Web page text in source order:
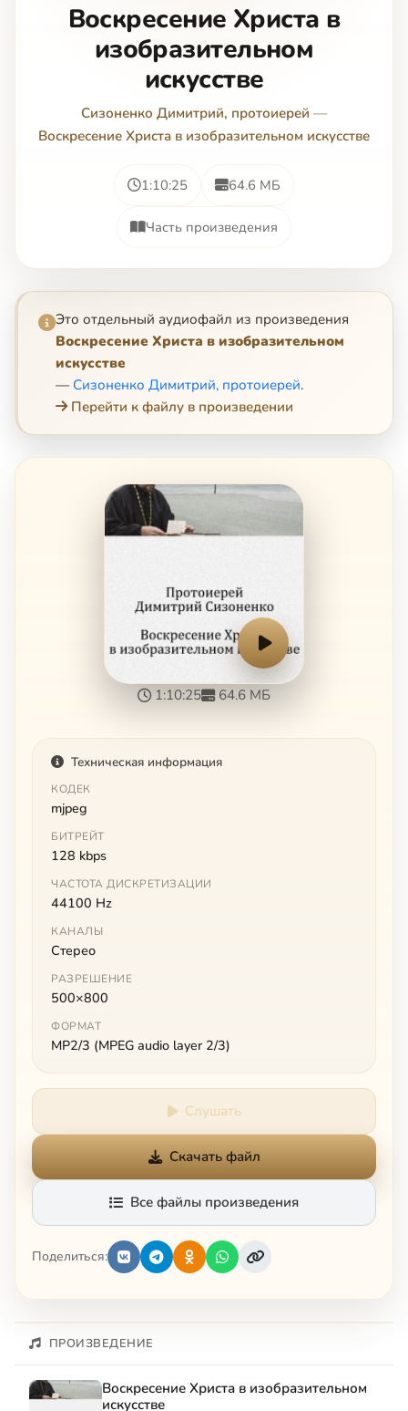
Воскресение Христа в
изобразительном
искусстве
Сизоненко Димитрий, протоиерей —
Воскресение Христа в изобразительном искусстве
1:10:25 64.6 МБ
Часть произведения
Это отдельный аудиофайл из произведения
Воскресение Христа в изобразительном
искусстве
— Сизоненко Димитрий, протоиерей.
Перейти к файлу в произведении
1:10:25 64.6 МБ
Техническая информация
КОДЕК
mjpeg
БИТРЕЙТ
128 kbps
ЧАСТОТА ДИСКРЕТИЗАЦИИ
44100 Hz
КАНАЛЫ
Стерео
РАЗРЕШЕНИЕ
500×800
ФОРМАТ
MP2/3 (MPEG audio layer 2/3)
Слушать
Скачать файл
Все файлы произведения
Поделиться:
ПРОИЗВЕДЕНИЕ
Воскресение Христа в изобразительном
искусстве